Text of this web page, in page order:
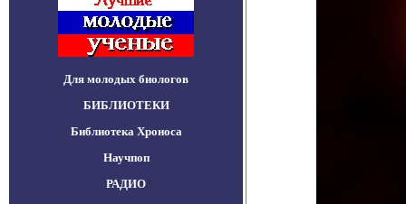
Для молодых биологов
БИБЛИОТЕКИ
Библиотека Хроноса
Научпоп
РАДИО